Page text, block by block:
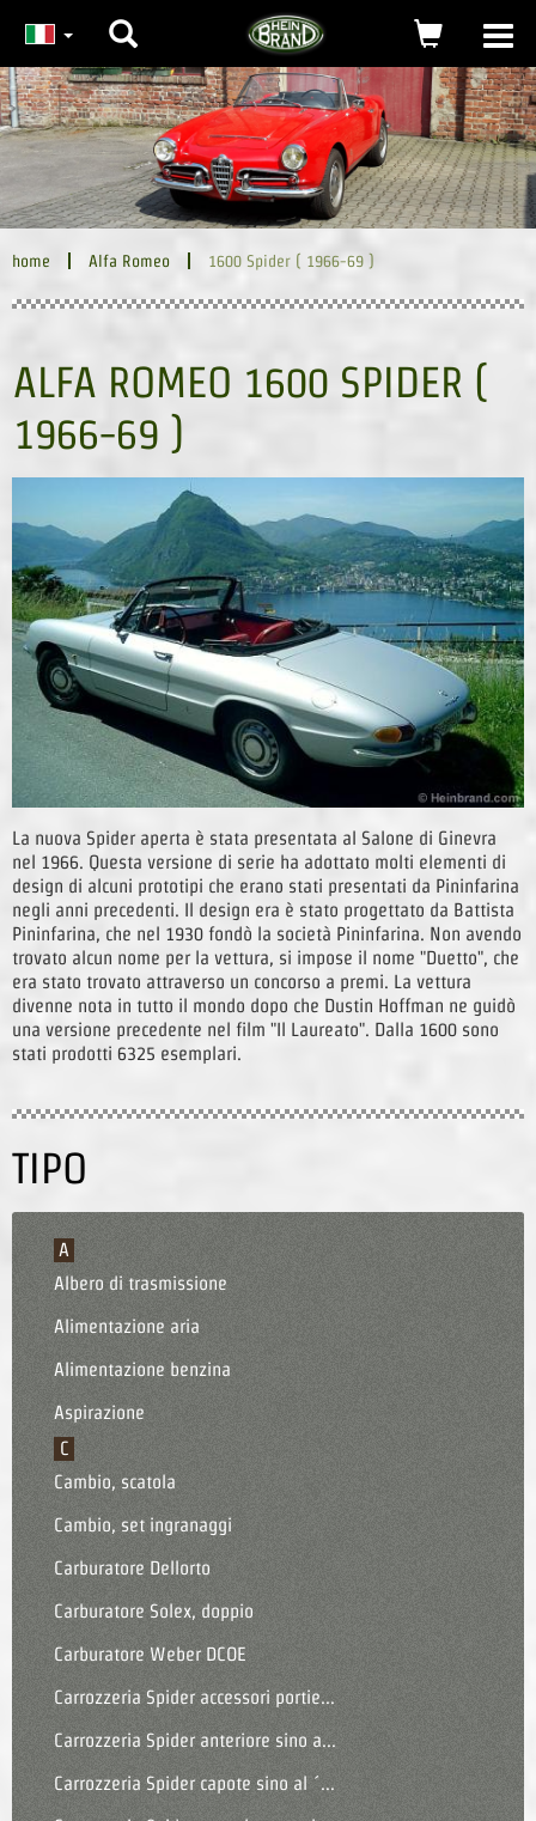
carrello
home Alfa Romeo 1600 Spider ( 1966-69 )
ALFA ROMEO 1600 SPIDER (
1966-69 )
La nuova Spider aperta è stata presentata al Salone di Ginevra
nel 1966. Questa versione di serie ha adottato molti elementi di
design di alcuni prototipi che erano stati presentati da Pininfarina
negli anni precedenti. Il design era è stato progettato da Battista
Pininfarina, che nel 1930 fondò la società Pininfarina. Non avendo
trovato alcun nome per la vettura, si impose il nome "Duetto", che
era stato trovato attraverso un concorso a premi. La vettura
divenne nota in tutto il mondo dopo che Dustin Hoffman ne guidò
una versione precedente nel film "Il Laureato". Dalla 1600 sono
stati prodotti 6325 esemplari.
TIPO
A
Albero di trasmissione
Alimentazione aria
Alimentazione benzina
Aspirazione
C
Cambio, scatola
Cambio, set ingranaggi
Carburatore Dellorto
Carburatore Solex, doppio
Carburatore Weber DCOE
Carrozzeria Spider accessori portie...
Carrozzeria Spider anteriore sino a...
Carrozzeria Spider capote sino al ´...